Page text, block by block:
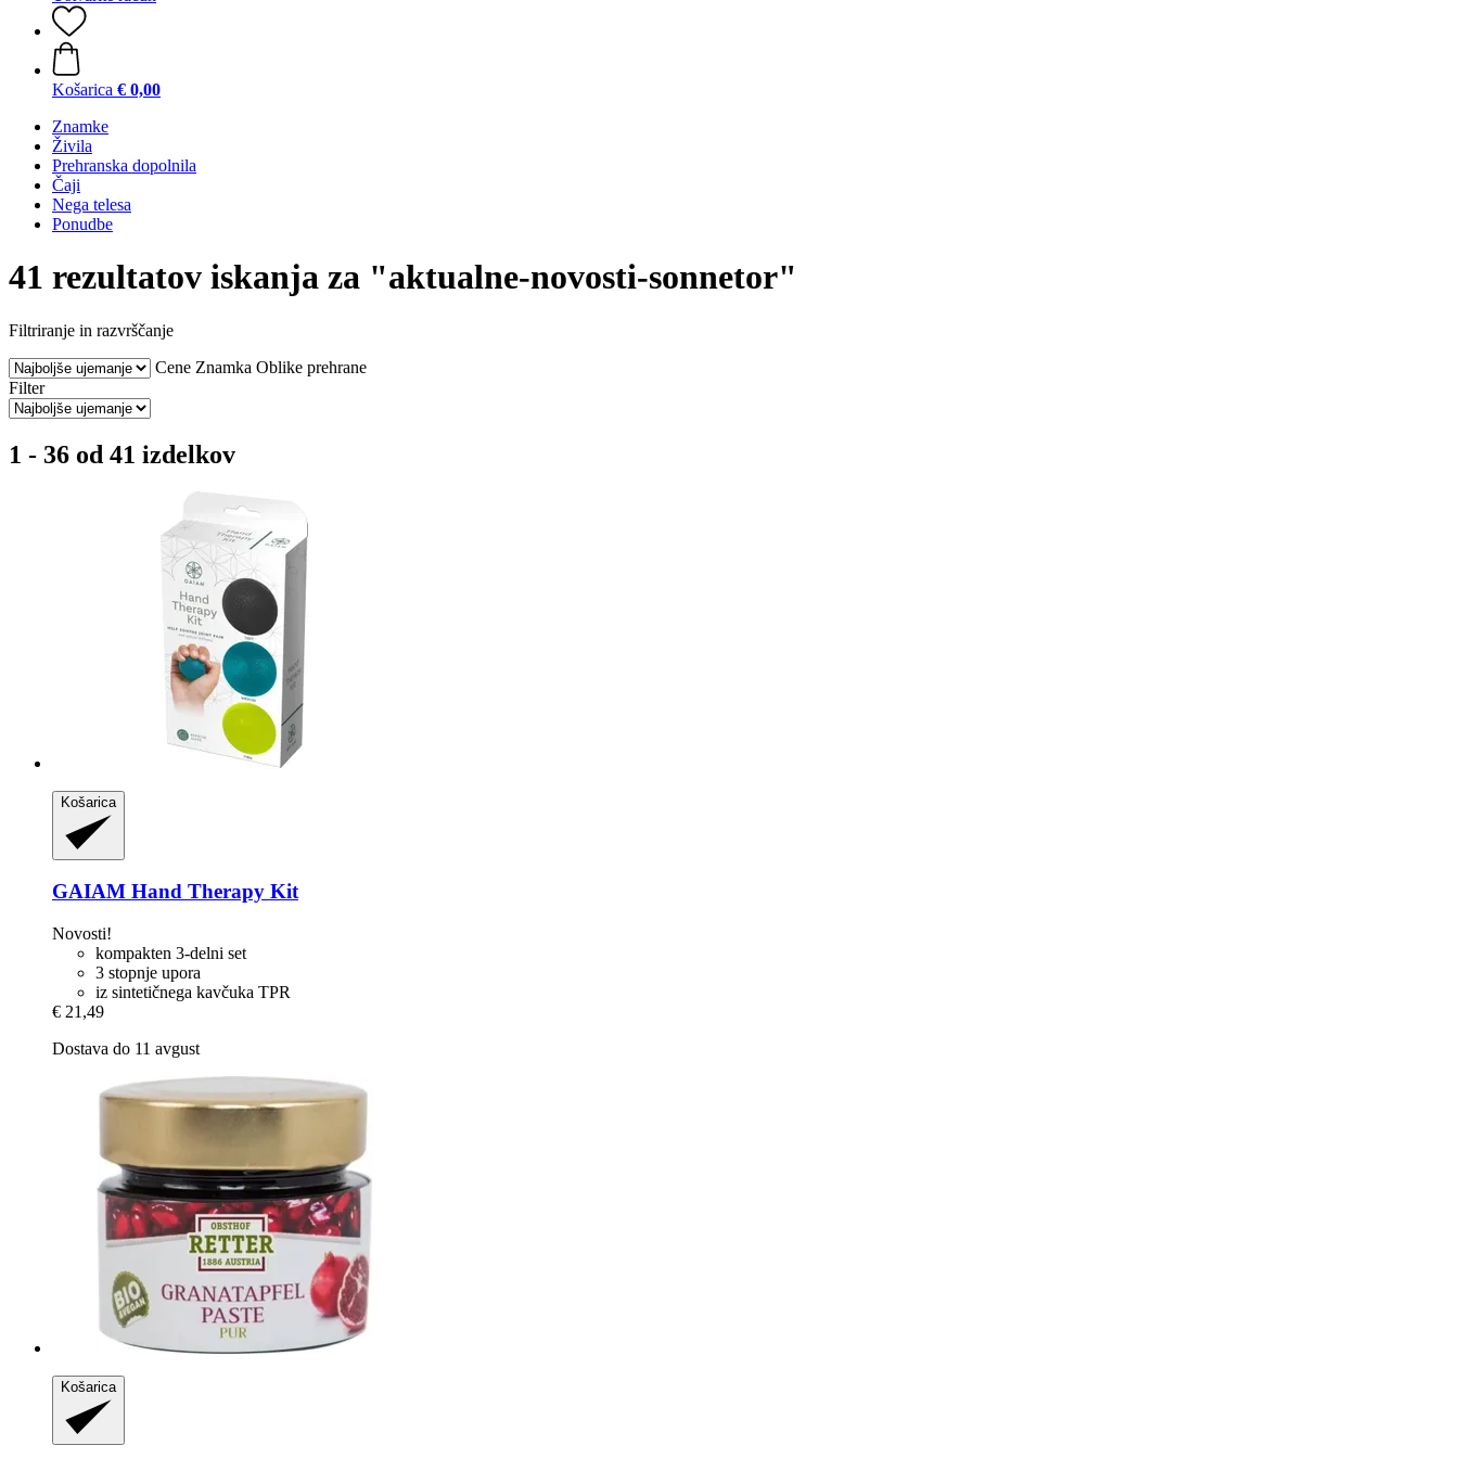
Košarica € 0,00
Znamke
Živila
Prehranska dopolnila
Čaji
Nega telesa
Ponudbe
41 rezultatov iskanja za "aktualne-novosti-sonnetor"
Filtriranje in razvrščanje
Cene Znamka Oblike prehrane
Filter
1 - 36 od 41 izdelkov
Košarica
GAIAM Hand Therapy Kit
Novosti!
kompakten 3-delni set
3 stopnje upora
iz sintetičnega kavčuka TPR
€ 21,49
Dostava do 11 avgust
Košarica